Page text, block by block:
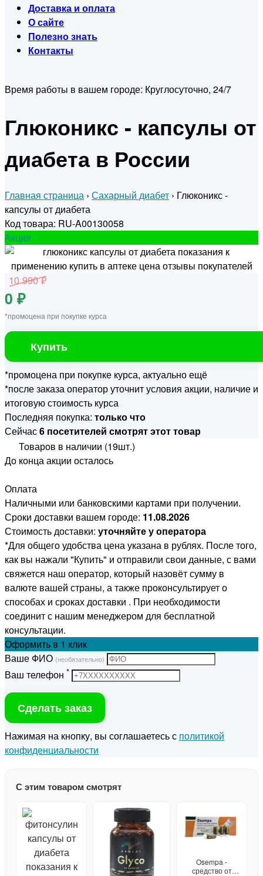
Доставка и оплата
О сайте
Полезно знать
Контакты
Время работы в вашем городе: Круглосуточно, 24/7
Глюконикс - капсулы от
диабета в России
Главная страница › Сахарный диабет › Глюконикс -
капсулы от диабета
Код товара: RU-A00130058
Акция
10 990 ₽
0 ₽
*промоцена при покупке курса
Купить
*промоцена при покупке курса, актуально ещё
*после заказа оператор уточнит условия акции, наличие и
итоговую стоимость курса
Последняя покупка: только что
Сейчас6 посетителей смотрят этот товар
Товаров в наличии (19шт.)
До конца акции осталось
Оплата
Наличными или банковскими картами при получении.
Сроки доставки вашем городе: 11.08.2026
Стоимость доставки: уточняйте у оператора
*Для общего удобства цена указана в рублях. После того,
как вы нажали "Купить" и отправили свои данные, с вами
свяжется наш оператор, который назовёт сумму в
валюте вашей страны, а также проконсультирует о
способах и сроках доставки . При необходимости
соединит с нашим менеджером для бесплатной
консультации.
Оформить в 1 клик
Ваше ФИО (необязательно)
Ваш телефон *
Сделать заказ
Нажимая на кнопку, вы соглашаетесь с политикой
конфиденциальности
С этим товаром смотрят
Osempa -
средство от